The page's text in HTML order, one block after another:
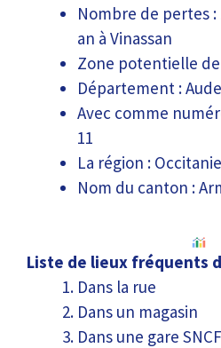
Nombre de pertes
an à Vinassan
Zone potentielle de
Département : Aude
Avec comme
11
La région : Occitanie
Nom du canton :
Liste de lieux fréquents
Dans la rue
Dans un magasin
Dans une gare SNCF